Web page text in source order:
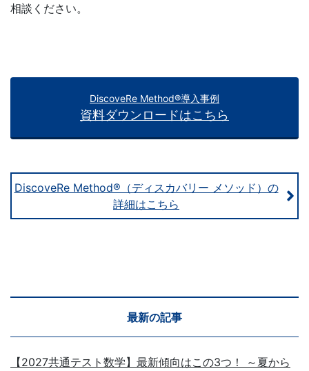
相談ください。
DiscoveRe Method®導入事例
資料ダウンロードはこちら
DiscoveRe Method®（ディスカバリー メソッド）の
詳細はこちら
最新の記事
【2027共通テスト数学】最新傾向はこの3つ！ ～夏から